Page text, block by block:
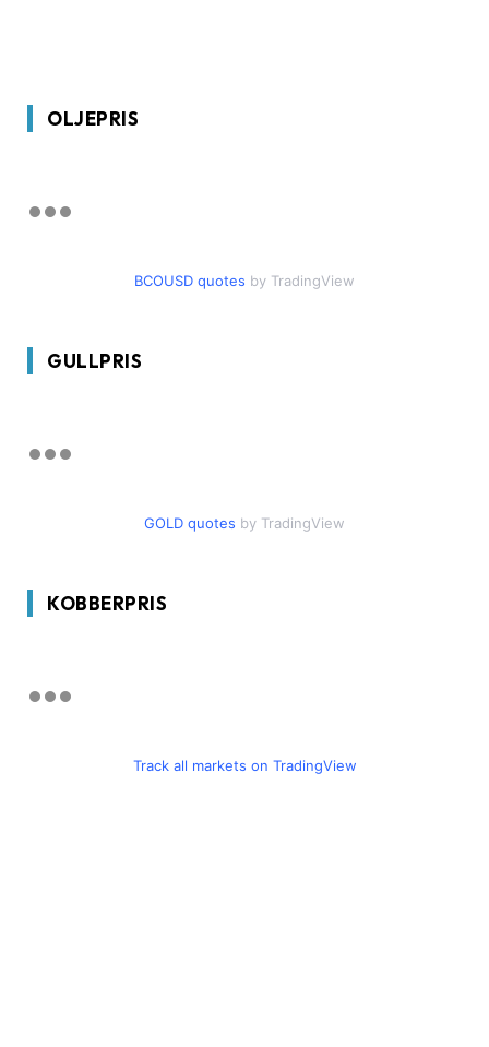
OLJEPRIS
BCOUSD quotes by TradingView
GULLPRIS
GOLD quotes by TradingView
KOBBERPRIS
Track all markets on TradingView